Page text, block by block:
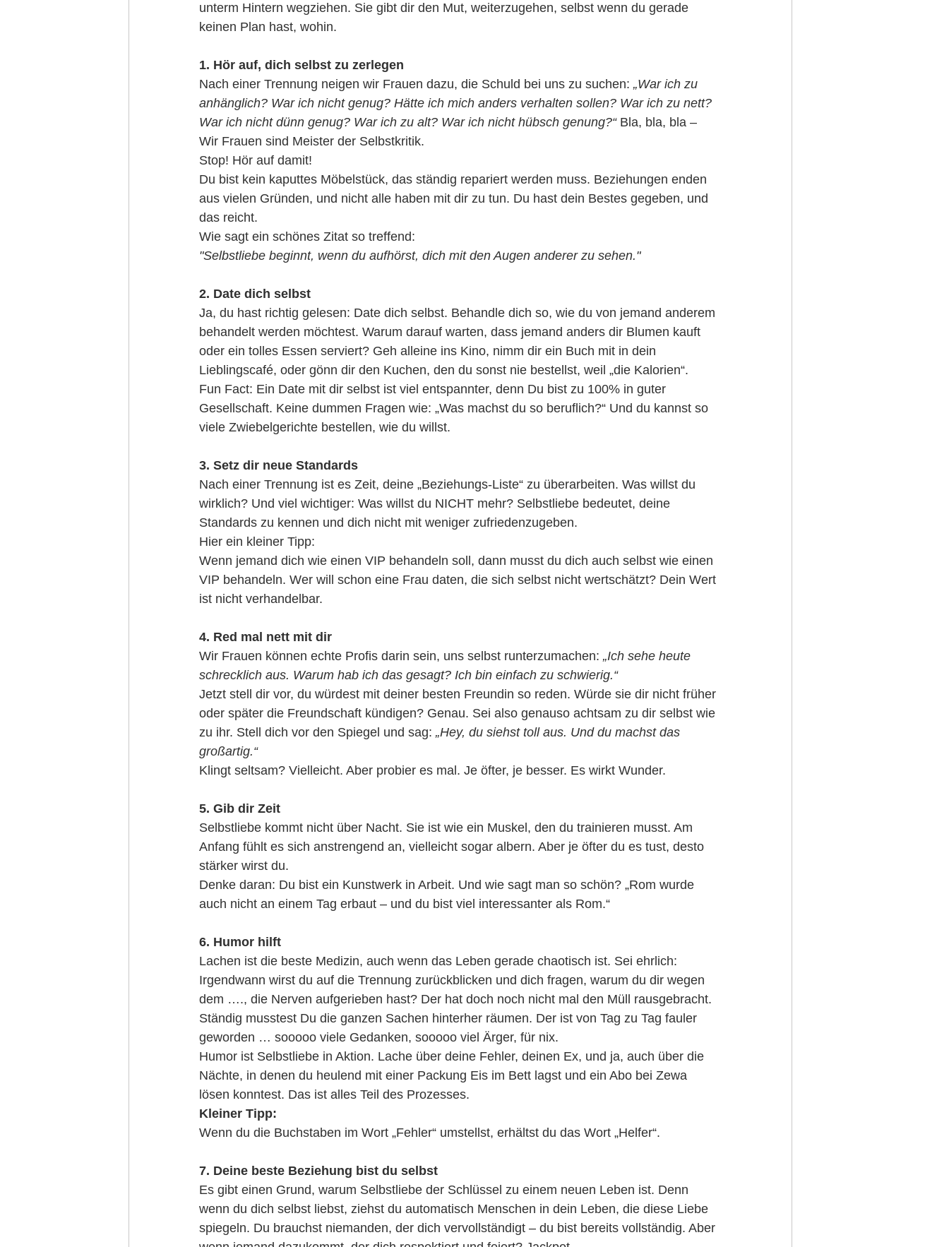
unterm Hintern wegziehen. Sie gibt dir den Mut, weiterzugehen, selbst wenn du gerade
keinen Plan hast, wohin.
1. Hör auf, dich selbst zu zerlegen
Nach einer Trennung neigen wir Frauen dazu, die Schuld bei uns zu suchen: „War ich zu
anhänglich? War ich nicht genug? Hätte ich mich anders verhalten sollen? War ich zu nett?
War ich nicht dünn genug? War ich zu alt? War ich nicht hübsch genung?“ Bla, bla, bla –
Wir Frauen sind Meister der Selbstkritik.
Stop! Hör auf damit!
Du bist kein kaputtes Möbelstück, das ständig repariert werden muss. Beziehungen enden
aus vielen Gründen, und nicht alle haben mit dir zu tun. Du hast dein Bestes gegeben, und
das reicht.
Wie sagt ein schönes Zitat so treffend:
"Selbstliebe beginnt, wenn du aufhörst, dich mit den Augen anderer zu sehen."
2. Date dich selbst
Ja, du hast richtig gelesen: Date dich selbst. Behandle dich so, wie du von jemand anderem
behandelt werden möchtest. Warum darauf warten, dass jemand anders dir Blumen kauft
oder ein tolles Essen serviert? Geh alleine ins Kino, nimm dir ein Buch mit in dein
Lieblingscafé, oder gönn dir den Kuchen, den du sonst nie bestellst, weil „die Kalorien“.
Fun Fact: Ein Date mit dir selbst ist viel entspannter, denn Du bist zu 100% in guter
Gesellschaft. Keine dummen Fragen wie: „Was machst du so beruflich?“ Und du kannst so
viele Zwiebelgerichte bestellen, wie du willst.
3. Setz dir neue Standards
Nach einer Trennung ist es Zeit, deine „Beziehungs-Liste“ zu überarbeiten. Was willst du
wirklich? Und viel wichtiger: Was willst du NICHT mehr? Selbstliebe bedeutet, deine
Standards zu kennen und dich nicht mit weniger zufriedenzugeben.
Hier ein kleiner Tipp:
Wenn jemand dich wie einen VIP behandeln soll, dann musst du dich auch selbst wie einen
VIP behandeln. Wer will schon eine Frau daten, die sich selbst nicht wertschätzt? Dein Wert
ist nicht verhandelbar.
4. Red mal nett mit dir
Wir Frauen können echte Profis darin sein, uns selbst runterzumachen: „Ich sehe heute
schrecklich aus. Warum hab ich das gesagt? Ich bin einfach zu schwierig.“
Jetzt stell dir vor, du würdest mit deiner besten Freundin so reden. Würde sie dir nicht früher
oder später die Freundschaft kündigen? Genau. Sei also genauso achtsam zu dir selbst wie
zu ihr. Stell dich vor den Spiegel und sag: „Hey, du siehst toll aus. Und du machst das
großartig.“
Klingt seltsam? Vielleicht. Aber probier es mal. Je öfter, je besser. Es wirkt Wunder.
5. Gib dir Zeit
Selbstliebe kommt nicht über Nacht. Sie ist wie ein Muskel, den du trainieren musst. Am
Anfang fühlt es sich anstrengend an, vielleicht sogar albern. Aber je öfter du es tust, desto
stärker wirst du.
Denke daran: Du bist ein Kunstwerk in Arbeit. Und wie sagt man so schön? „Rom wurde
auch nicht an einem Tag erbaut – und du bist viel interessanter als Rom.“
6. Humor hilft
Lachen ist die beste Medizin, auch wenn das Leben gerade chaotisch ist. Sei ehrlich:
Irgendwann wirst du auf die Trennung zurückblicken und dich fragen, warum du dir wegen
dem …., die Nerven aufgerieben hast? Der hat doch noch nicht mal den Müll rausgebracht.
Ständig musstest Du die ganzen Sachen hinterher räumen. Der ist von Tag zu Tag fauler
geworden … sooooo viele Gedanken, sooooo viel Ärger, für nix.
Humor ist Selbstliebe in Aktion. Lache über deine Fehler, deinen Ex, und ja, auch über die
Nächte, in denen du heulend mit einer Packung Eis im Bett lagst und ein Abo bei Zewa
lösen konntest. Das ist alles Teil des Prozesses.
Kleiner Tipp:
Wenn du die Buchstaben im Wort „Fehler“ umstellst, erhältst du das Wort „Helfer“.
7. Deine beste Beziehung bist du selbst
Es gibt einen Grund, warum Selbstliebe der Schlüssel zu einem neuen Leben ist. Denn
wenn du dich selbst liebst, ziehst du automatisch Menschen in dein Leben, die diese Liebe
spiegeln. Du brauchst niemanden, der dich vervollständigt – du bist bereits vollständig. Aber